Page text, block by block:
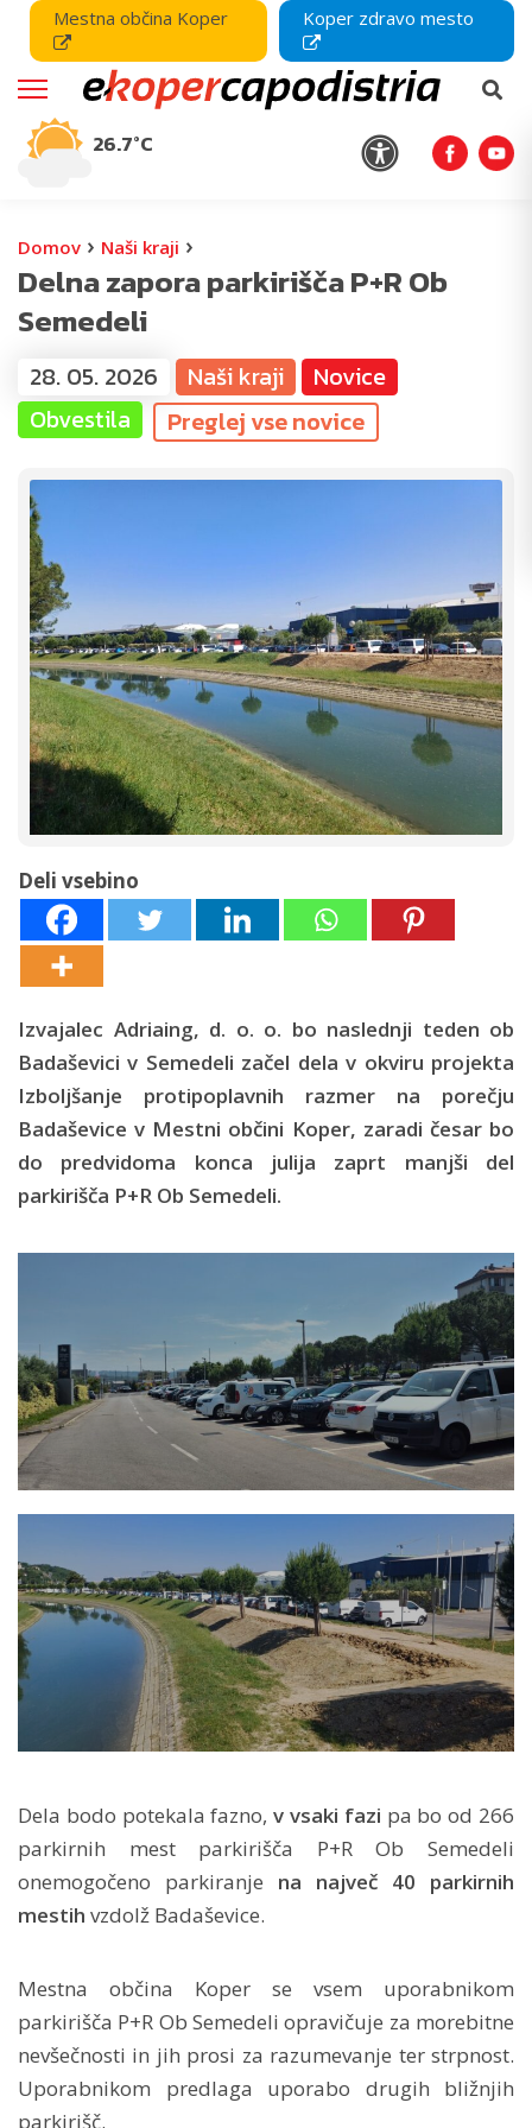
Mestna občina Koper Koper zdravo mesto
26.7°C
Domov › Naši kraji ›
Delna zapora parkirišča P+R Ob
Semedeli
28. 05. 2026 Naši kraji
Novice
Obvestila
Preglej vse novice
Deli vsebino
Izvajalec Adriaing, d. o. o. bo naslednji teden ob
Badaševici v Semedeli začel dela v okviru projekta
Izboljšanje protipoplavnih razmer na porečju
Badaševice v Mestni občini Koper, zaradi česar bo
do predvidoma konca julija zaprt manjši del
parkirišča P+R Ob Semedeli.
Dela bodo potekala fazno,v vsaki fazi pa bo od 266
parkirnih mest parkirišča P+R Ob Semedeli
onemogočeno parkiranje na največ 40 parkirnih
mestih vzdolž Badaševice.
Mestna občina Koper se vsem uporabnikom
parkirišča P+R Ob Semedeli opravičuje za morebitne
nevšečnosti in jih prosi za razumevanje ter strpnost.
Uporabnikom predlaga uporabo drugih bližnjih
parkirišč.